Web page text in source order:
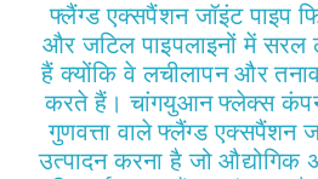
फ्लैंग्ड एक्सपैंशन जॉइंट पाइप
और जटिल पाइपलाइनों में सरल
हैं क्योंकि वे लचीलापन और
करते हैं। चांगयुआन फ्लेक्स
गुणवत्ता वाले फ्लैंग्ड एक्सपैंशन
उत्पादन करना है जो